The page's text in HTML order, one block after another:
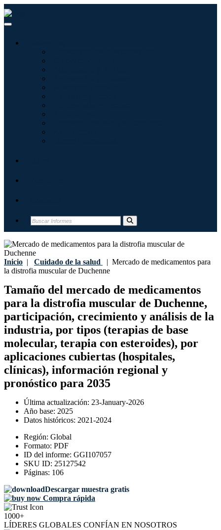
Inicio | Cuidado de la salud | Mercado de medicamentos para
la distrofia muscular de Duchenne
Tamaño del mercado de medicamentos
para la distrofia muscular de Duchenne,
participación, crecimiento y análisis de la
industria, por tipos (terapias de base
molecular, terapia con esteroides), por
aplicaciones cubiertas (hospitales,
clínicas), información regional y
pronóstico para 2035
Última actualización: 23-January-2026
Año base: 2025
Datos históricos: 2021-2024
Región: Global
Formato: PDF
ID del informe: GGI107057
SKU ID: 25127542
Páginas: 106
Descargar muestra gratis
Compra rápida
1000+
LÍDERES GLOBALES CONFÍAN EN NOSOTROS